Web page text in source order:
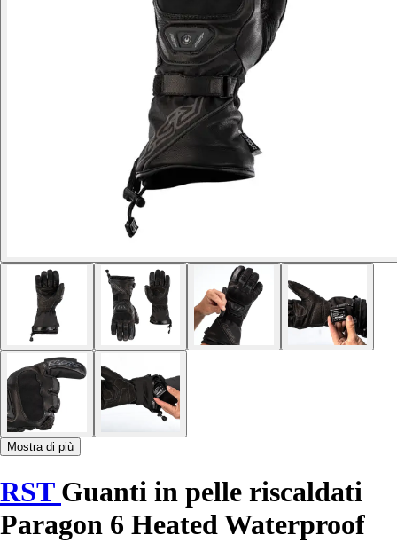
Mostra di più
RST Guanti in pelle riscaldati
Paragon 6 Heated Waterproof